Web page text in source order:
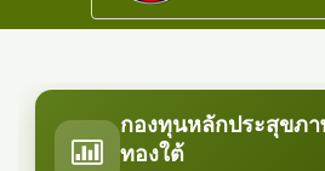
กองทุนหลักประสุขภ
ทองใต้